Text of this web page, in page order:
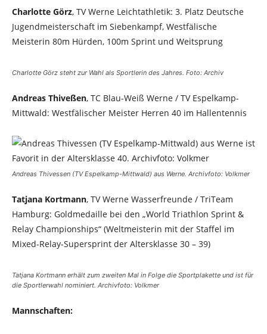
Charlotte Görz, TV Werne Leichtathletik: 3. Platz Deutsche
Jugendmeisterschaft im Siebenkampf, Westfälische
Meisterin 80m Hürden, 100m Sprint und Weitsprung
Charlotte Görz steht zur Wahl als Sportlerin des Jahres. Foto: Archiv
Andreas Thiveßen, TC Blau-Weiß Werne / TV Espelkamp-
Mittwald: Westfälischer Meister Herren 40 im Hallentennis
Andreas Thivessen (TV Espelkamp-Mittwald) aus Werne. Archivfoto: Volkmer
Tatjana Kortmann, TV Werne Wasserfreunde / TriTeam
Hamburg: Goldmedaille bei den „World Triathlon Sprint &
Relay Championships“ (Weltmeisterin mit der Staffel im
Mixed-Relay-Supersprint der Altersklasse 30 – 39)
Tatjana Kortmann erhält zum zweiten Mal in Folge die Sportplakette und ist für
die Sportlerwahl nominiert. Archivfoto: Volkmer
Mannschaften: